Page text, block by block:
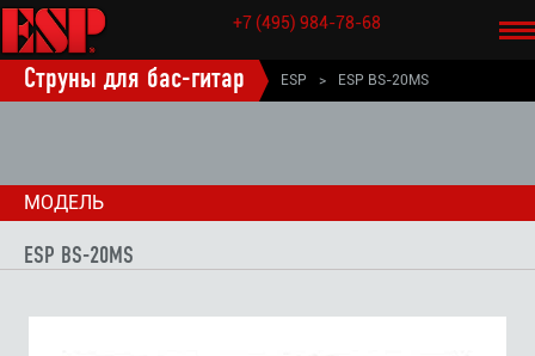
+7 (495) 984-78-68
Струны для бас-гитар ESP > ESP BS-20MS
НАЗАД
МОДЕЛЬ
ESP BS-20MS